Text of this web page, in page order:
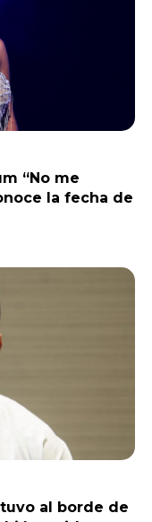
“No me
la fecha de
al borde de